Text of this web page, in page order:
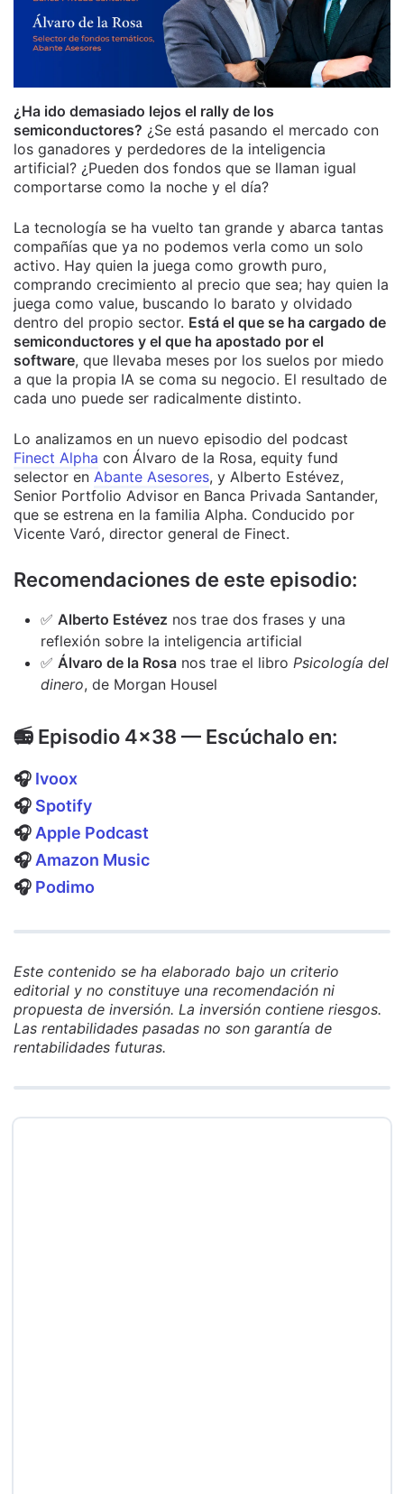
¿Ha ido demasiado lejos el rally de los
semiconductores? ¿Se está pasando el mercado con
los ganadores y perdedores de la inteligencia
artificial? ¿Pueden dos fondos que se llaman igual
comportarse como la noche y el día?
La tecnología se ha vuelto tan grande y abarca tantas
compañías que ya no podemos verla como un solo
activo. Hay quien la juega como growth puro,
comprando crecimiento al precio que sea; hay quien la
juega como value, buscando lo barato y olvidado
dentro del propio sector. Está el que se ha cargado de
semiconductores y el que ha apostado por el
software, que llevaba meses por los suelos por miedo
a que la propia IA se coma su negocio. El resultado de
cada uno puede ser radicalmente distinto.
Lo analizamos en un nuevo episodio del podcast
Finect Alpha con Álvaro de la Rosa, equity fund
selector en Abante Asesores, y Alberto Estévez,
Senior Portfolio Advisor en Banca Privada Santander,
que se estrena en la familia Alpha. Conducido por
Vicente Varó, director general de Finect.
Recomendaciones de este episodio:
✅ Alberto Estévez nos trae dos frases y una
reflexión sobre la inteligencia artificial
✅ Álvaro de la Rosa nos trae el libro Psicología del
dinero, de Morgan Housel
📻 Episodio 4x38 — Escúchalo en:
🎧 Ivoox
🎧 Spotify
🎧 Apple Podcast
🎧 Amazon Music
🎧 Podimo
Este contenido se ha elaborado bajo un criterio
editorial y no constituye una recomendación ni
propuesta de inversión. La inversión contiene riesgos.
Las rentabilidades pasadas no son garantía de
rentabilidades futuras.